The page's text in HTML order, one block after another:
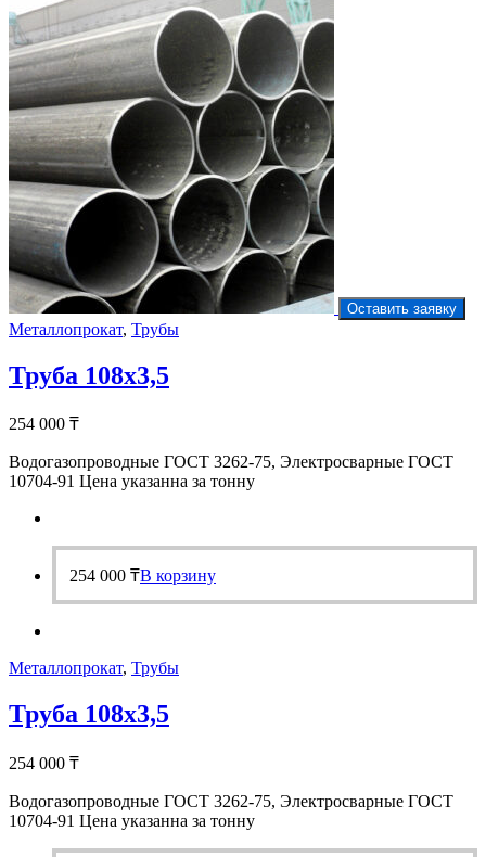
Оставить заявку
Металлопрокат, Трубы
Труба 108х3,5
254 000 ₸
Водогазопроводные ГОСТ 3262-75, Электросварные ГОСТ
10704-91 Цена указанна за тонну
254 000 ₸В корзину
Металлопрокат, Трубы
Труба 108х3,5
254 000 ₸
Водогазопроводные ГОСТ 3262-75, Электросварные ГОСТ
10704-91 Цена указанна за тонну